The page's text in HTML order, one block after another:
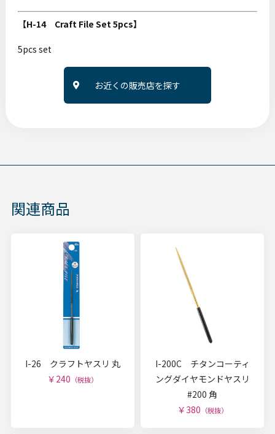
【H-14 Craft File Set 5pcs】
5pcs set
お近くの販売店を探す
関連商品
I-26 クラフトヤスリ 丸
￥240 （税抜）
I-200C チタンコーティ
ングダイヤモンドヤスリ
#200 角
￥380 （税抜）